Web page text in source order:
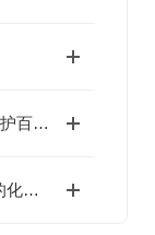
食品安全检测试剂：守护百姓餐桌上的安全屏障
碱性*试液：一种常用的化学试剂